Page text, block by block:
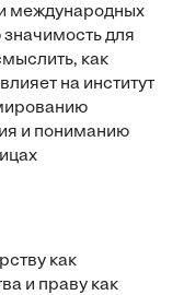
международных
для
как
на институт
и пониманию
как
и праву как